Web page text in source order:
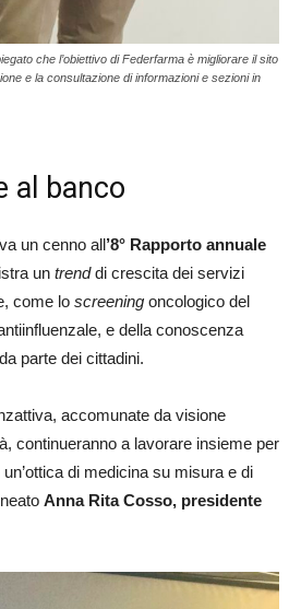
che l’obiettivo di Federfarma è migliorare il sito
e la consultazione di informazioni e sezioni in
al banco
un cenno all’8° Rapporto annuale
un trenddi crescita dei servizi
come lo screening oncologico del
e della conoscenza
parte dei cittadini.
accomunate da visione
continueranno a lavorare insieme per
di medicina su misura e di
Anna Rita Cosso, presidente